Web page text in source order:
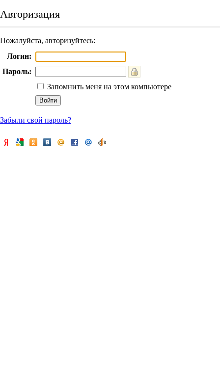
Авторизация
Пожалуйста, авторизуйтесь:
Логин:
Пароль:
Запомнить меня на этом компьютере
Забыли свой пароль?